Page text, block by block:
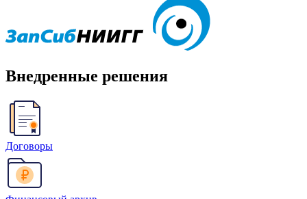
Внедренные решения
Договоры